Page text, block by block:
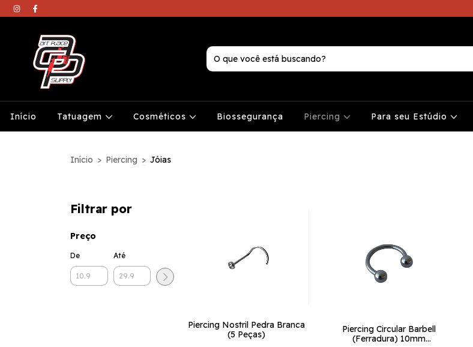
Início Tatuagem Cosméticos Biossegurança Piercing Para seu Estúdio
Início > Piercing > Jóias
Filtrar por
Preço
De Até
Piercing Nostril Pedra Branca
(5 Peças)
Piercing Circular Barbell
(Ferradura) 10mm